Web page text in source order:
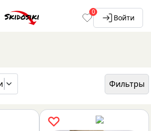
0
Войти
Фильтры